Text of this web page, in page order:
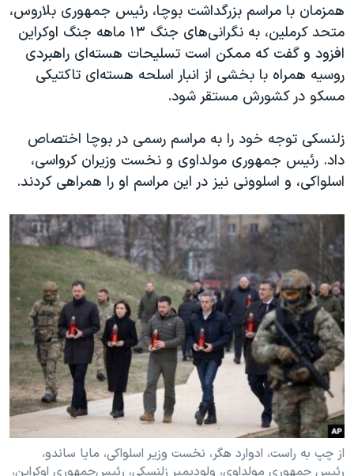
همزمان با مراسم بزرگداشت بوچا، رئیس جمهوری بلاروس،
متحد کرملین، به نگرانی‌های جنگ ۱۳ ماهه جنگ اوکراین
افزود و گفت که ممکن است تسلیحات هسته‌ای راهبردی
روسیه همراه با بخشی از انبار اسلحه هسته‌ای تاکتیکی
مسکو در کشورش مستقر شود.
زلنسکی توجه خود را به مراسم رسمی در بوچا اختصاص
داد. رئیس جمهوری مولداوی و نخست وزیران کرواسی،
اسلواکی، و اسلوونی نیز در این مراسم او را همراهی کردند.
از چپ به راست، ادوارد هگر، نخست ‌وزیر اسلواکی، مایا ساندو،
رئیس‌ جمهوری مولداوی، ولودیمیر زلنسکی، رئیس‌جمهوری اوکراین،